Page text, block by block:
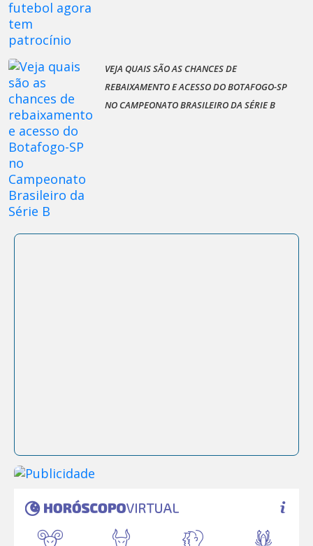
VEJA QUAIS SÃO AS CHANCES DE
REBAIXAMENTO E ACESSO DO BOTAFOGO-SP
NO CAMPEONATO BRASILEIRO DA SÉRIE B